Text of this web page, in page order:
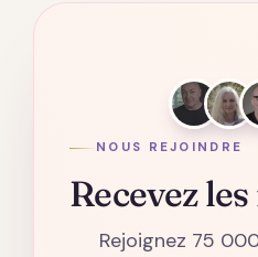
NOUS REJOINDRE
Recevez
Rejoignez 75